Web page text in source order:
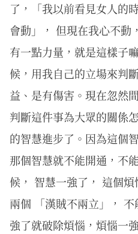
了，「我以前看見女人的
會動」， 但現在我心不動
有一點力量，就是這樣子
候，用我自己的立場來判
益、是有傷害。現在忽然
判斷這件事為大眾的關係
的智慧進步了。因為這個
那個智慧就不能開通，不
候， 智慧一強了， 這個
兩個 「漢賊不兩立」，
強了就破除煩惱，煩惱一